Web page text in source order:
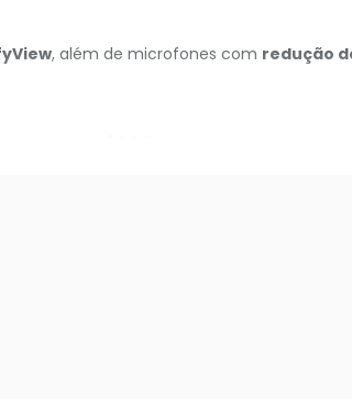
, além de microfones com redução
até